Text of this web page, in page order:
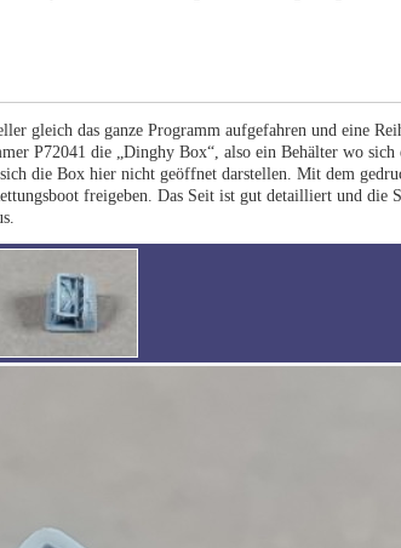
gleich das ganze Programm aufgefahren und eine
P72041 die „Dinghy Box“, also ein Behälter wo sich
die Box hier nicht geöffnet darstellen. Mit dem
freigeben. Das Seit ist gut detailliert und die